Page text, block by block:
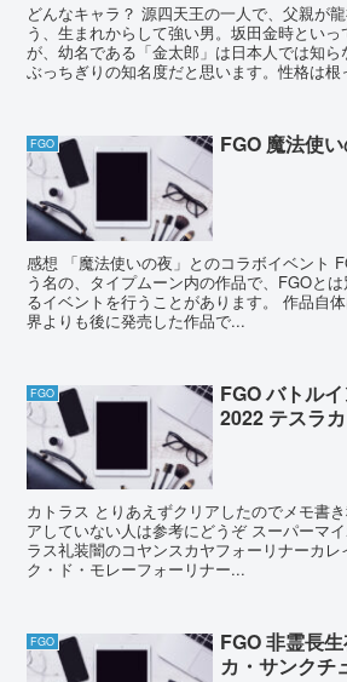
どんなキャラ？ 源四天王の一人で、父親が
う、生まれからして強い男。坂田金時とい
が、幼名である「金太郎」は日本人では知ら
ぶっちぎりの知名度だと思います。性格は根
FGO FGO 魔法使
感想 「魔法使いの夜」とのコラボイベント
う名の、タイプムーン内の作品で、FGOと
るイベントを行うことがあります。 作品自
界よりも後に発売した作品で...
FGO
FGO バトル
2022 テスラ
カトラス とりあえずクリアしたのでメモ書
アしていない人は参考にどうぞ スーパーマ
ラス礼装闇のコヤンスカヤフォーリナーカレ
ク・ド・モレーフォーリナー...
FGO
FGO 非霊長
カ・サンクチ